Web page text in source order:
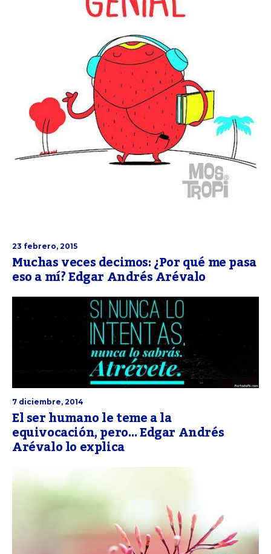
23 febrero, 2015
Muchas veces decimos: ¿Por qué me pasa
eso a mí? Edgar Andrés Arévalo
7 diciembre, 2014
El ser humano le teme a la
equivocación, pero… Edgar Andrés
Arévalo lo explica